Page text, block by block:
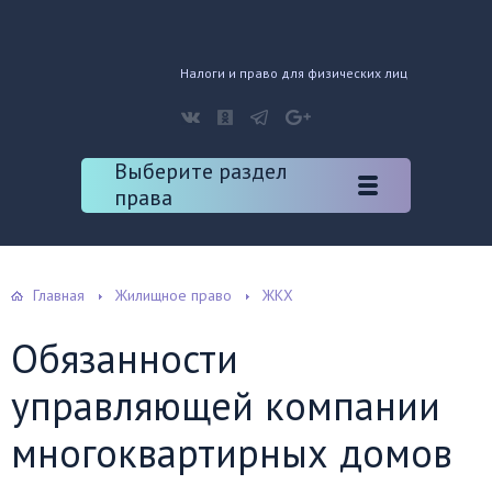
Налоги и право для физических лиц
Выберите раздел
права
Главная Жилищное право ЖКХ
Обязанности
управляющей компании
многоквартирных домов